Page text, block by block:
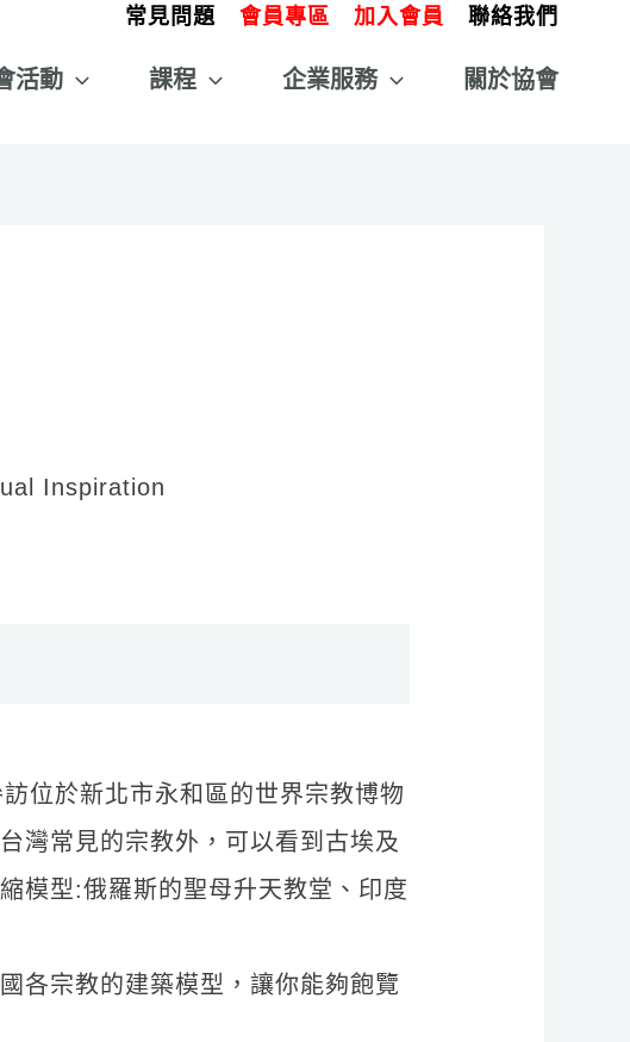
常見問題 會員專區 加入會員 聯絡我們
活動 課程 企業服務 關於協會
Inspiration
位於新北市永和區的世界宗教博物
灣常見的宗教外，可以看到古埃及
模型:俄羅斯的聖母升天教堂、印度
各宗教的建築模型，讓你能夠飽覽